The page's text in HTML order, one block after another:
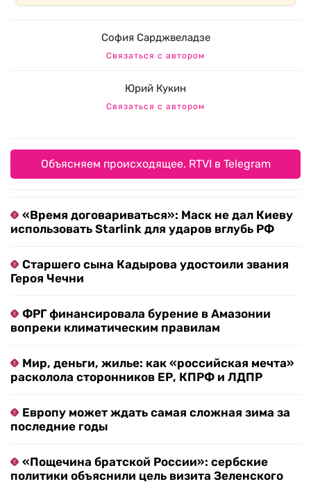
София Сарджвеладзе
Связаться с автором
Юрий Кукин
Связаться с автором
Объясняем происходящее. RTVI в Telegram
«Время договариваться»: Маск не дал Киеву
использовать Starlink для ударов вглубь РФ
Старшего сына Кадырова удостоили звания
Героя Чечни
ФРГ финансировала бурение в Амазонии
вопреки климатическим правилам
Мир, деньги, жилье: как «российская мечта»
расколола сторонников ЕР, КПРФ и ЛДПР
Европу может ждать самая сложная зима за
последние годы
«Пощечина братской России»: сербские
политики объяснили цель визита Зеленского